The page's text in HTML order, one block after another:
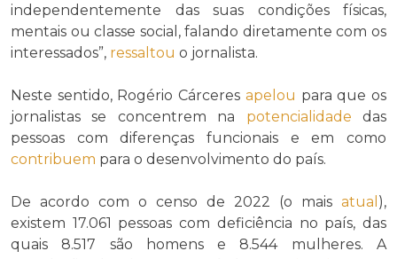
independentemente das suas condições físicas,
mentais ou classe social, falando diretamente com os
interessados”, ressaltou o jornalista.
Neste sentido, Rogério Cárceres apelou para que os
jornalistas se concentrem na potencialidade das
pessoas com diferenças funcionais e em como
contribuem para o desenvolvimento do país.
De acordo com o censo de 2022 (o mais atual ),
existem 17.061 pessoas com deficiência no país, das
quais 8.517 são homens e 8.544 mulheres. A